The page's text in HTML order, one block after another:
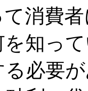
消費
知っ
必要